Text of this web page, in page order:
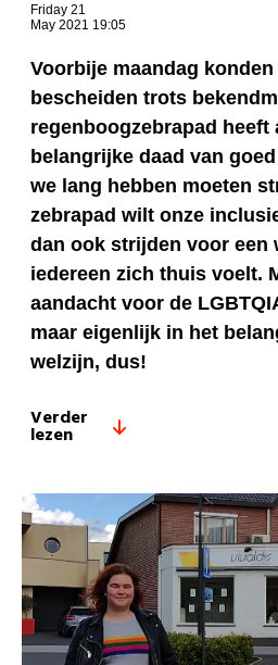
Friday 21
May 2021 19:05
Voorbije maandag konden
bescheiden trots
regenboogzebrapad heeft
belangrijke daad van
we lang hebben moeten
zebrapad wilt onze
dan ook strijden voor een
iedereen zich thuis voelt.
aandacht voor de
maar eigenlijk in het
welzijn, dus!
Verder
lezen